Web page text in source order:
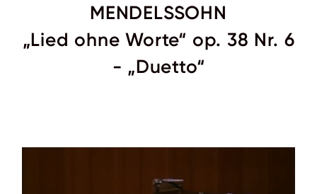
MENDELSSOHN
„Lied ohne Worte“ op. 38 Nr. 6
- „Duetto“